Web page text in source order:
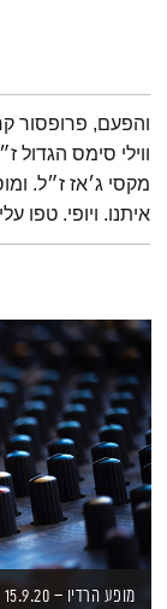
תמצית
והפעם, פרופסור
ווילי סימס הגדול
מקסי ג׳אז ז״ל.
איתנו. ויופי. טפו
מופע הרדיו – 15.9.20